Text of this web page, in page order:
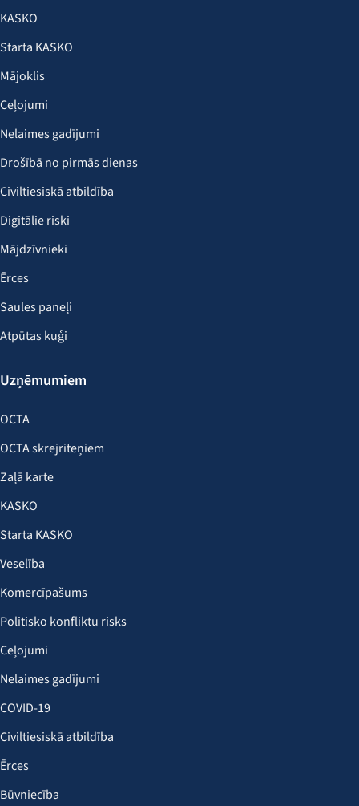
KASKO
Starta KASKO
Mājoklis
Ceļojumi
Nelaimes gadījumi
Drošībā no pirmās dienas
Civiltiesiskā atbildība
Digitālie riski
Mājdzīvnieki
Ērces
Saules paneļi
Atpūtas kuģi
Uzņēmumiem
OCTA
OCTA skrejriteņiem
Zaļā karte
KASKO
Starta KASKO
Veselība
Komercīpašums
Politisko konfliktu risks
Ceļojumi
Nelaimes gadījumi
COVID-19
Civiltiesiskā atbildība
Ērces
Būvniecība